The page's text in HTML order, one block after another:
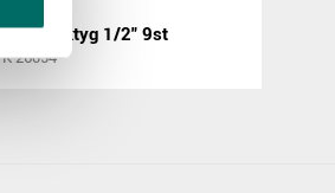
Hylsverktyg 1/2" 9st
K 26054